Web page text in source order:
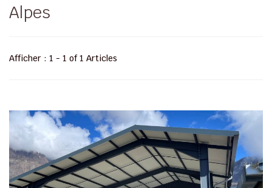
Alpes
Afficher : 1 - 1 of 1 Articles